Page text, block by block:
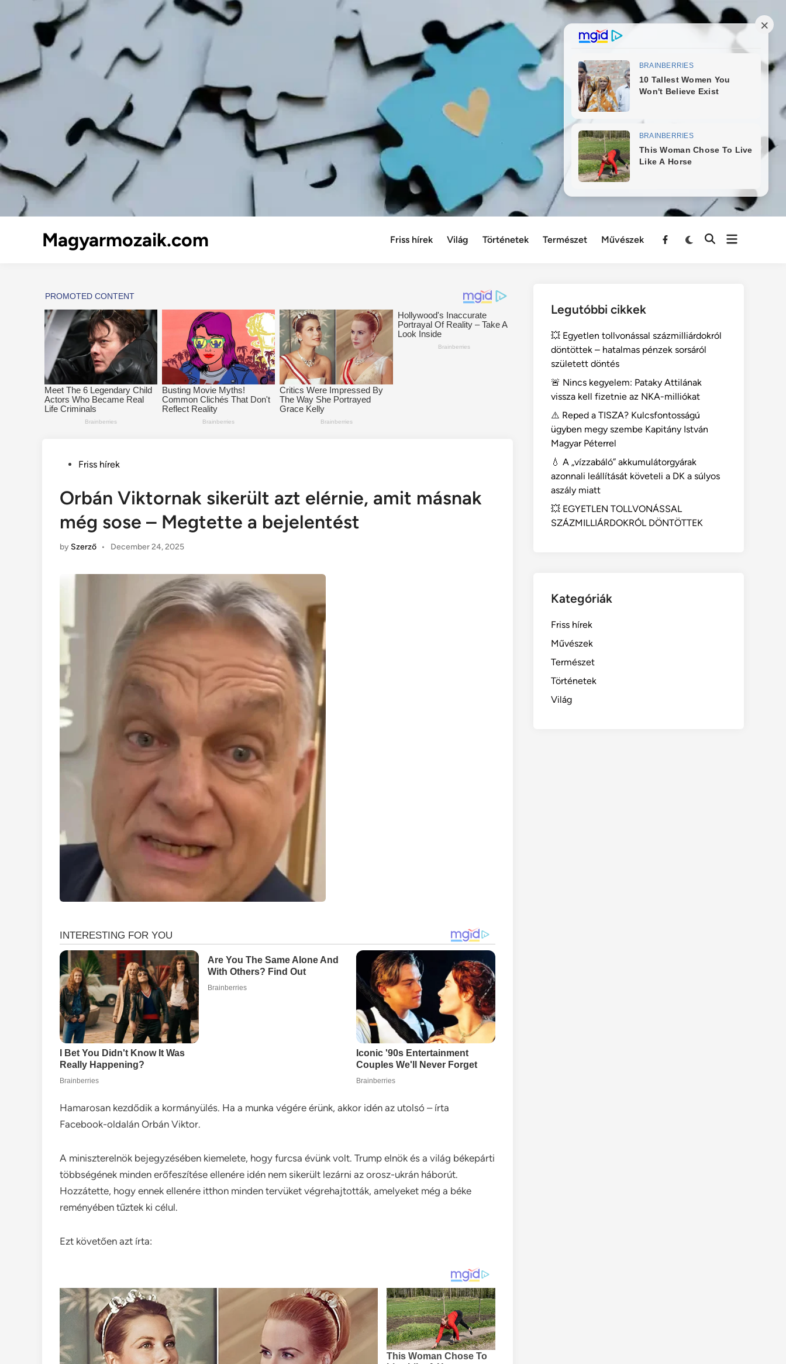
Magyarmozaik.com Friss hírek Világ Történetek Természet Művészek
Menu
PostedFriss hírek
Orbán Viktornak sikerült azt elérnie, amit másnak
még sose – Megtette a bejelentést
by Szerző • December 24, 2025
Hamarosan kezdődik a kormányülés. Ha a munka végére érünk, akkor idén az utolsó – írta
Facebook-oldalán Orbán Viktor.
A miniszterelnök bejegyzésében kiemelete, hogy furcsa évünk volt. Trump elnök és a világ békepárti
többségének minden erőfeszítése ellenére idén nem sikerült lezárni az orosz-ukrán háborút.
Hozzátette, hogy ennek ellenére itthon minden tervüket végrehajtották, amelyeket még a béke
reményében tűztek ki célul.
Ezt követően azt írta:
Legutóbbi cikkek
💥 Egyetlen tollvonással százmilliárdokról
döntöttek – hatalmas pénzek sorsáról
született döntés
🚨 Nincs kegyelem: Pataky Attilának
vissza kell fizetnie az NKA-milliókat
⚠️ Reped a TISZA? Kulcsfontosságú
ügyben megy szembe Kapitány István
Magyar Péterrel
💧 A „vízzabáló” akkumulátorgyárak
azonnali leállítását követeli a DK a súlyos
aszály miatt
💥 EGYETLEN TOLLVONÁSSAL
SZÁZMILLIÁRDOKRÓL DÖNTÖTTEK
Kategóriák
Friss hírek
Művészek
Természet
Történetek
Világ